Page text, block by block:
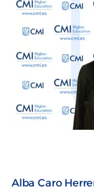
Alba Caro